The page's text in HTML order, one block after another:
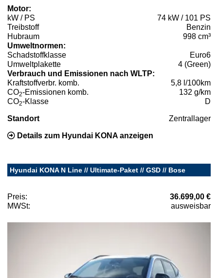
Motor:
kW / PS
74 kW / 101 PS
Treibstoff
Benzin
Hubraum
998 cm³
Umweltnormen:
Schadstoffklasse
Euro6
Umweltplakette
4 (Green)
Verbrauch und Emissionen nach WLTP:
Kraftstoffverbr. komb.
5,8 l/100km
CO2-Emissionen komb.
132 g/km
CO2-Klasse D
Standort Zentrallager
Details zum Hyundai KONA anzeigen
Hyundai KONA N Line // Ultimate-Paket // GSD // Bose
Preis:
36.699,00 €
MWSt:
ausweisbar